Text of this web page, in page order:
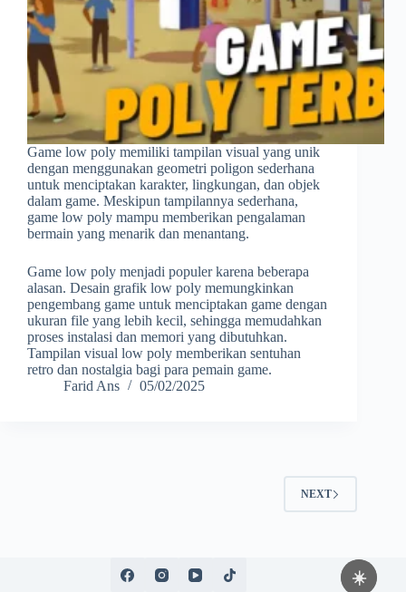
☀️
Game low poly memiliki tampilan visual yang unik
dengan menggunakan geometri poligon sederhana
untuk menciptakan karakter, lingkungan, dan objek
dalam game. Meskipun tampilannya sederhana,
game low poly mampu memberikan pengalaman
bermain yang menarik dan menantang.
Game low poly menjadi populer karena beberapa
alasan. Desain grafik low poly memungkinkan
pengembang game untuk menciptakan game dengan
ukuran file yang lebih kecil, sehingga memudahkan
proses instalasi dan memori yang dibutuhkan.
Tampilan visual low poly memberikan sentuhan
retro dan nostalgia bagi para pemain game.
Farid Ans
05/02/2025
NEXT